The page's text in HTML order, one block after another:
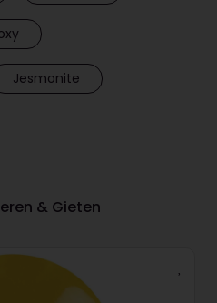
Jesmonite
& Gieten